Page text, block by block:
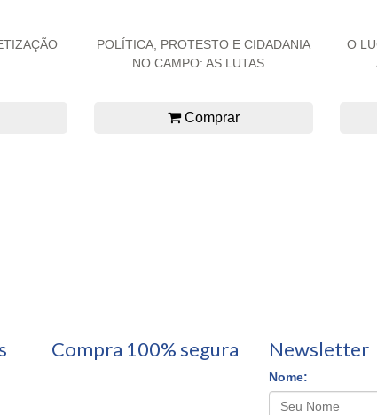
POLÍTICA, PROTESTO E CIDADANIA
NO CAMPO: AS LUTAS...
Comprar
O
Compra 100% segura Newsletter
Nome: